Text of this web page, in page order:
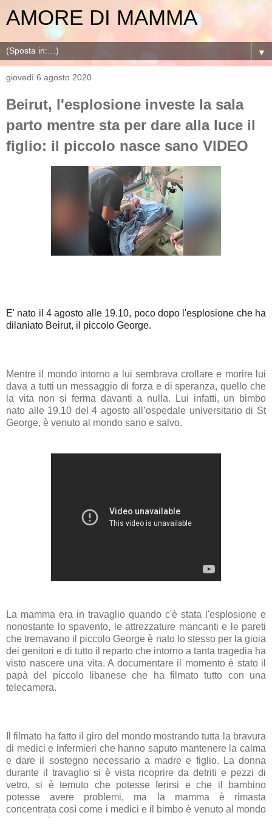
AMORE DI MAMMA
▼
giovedì 6 agosto 2020
Beirut, l'esplosione investe la sala
parto mentre sta per dare alla luce il
figlio: il piccolo nasce sano VIDEO
E' nato il 4 agosto alle 19.10, poco dopo l'esplosione che ha
dilaniato Beirut, il piccolo George.
Mentre il mondo intorno a lui sembrava crollare e morire lui
dava a tutti un messaggio di forza e di speranza, quello che
la vita non si ferma davanti a nulla. Lui infatti, un bimbo
nato alle 19.10 del 4 agosto all’ospedale universitario di St
George, è venuto al mondo sano e salvo.
La mamma era in travaglio quando c'è stata l'esplosione e
nonostante lo spavento, le attrezzature mancanti e le pareti
che tremavano il piccolo George è nato lo stesso per la gioia
dei genitori e di tutto il reparto che intorno a tanta tragedia ha
visto nascere una vita. A documentare il momento è stato il
papà del piccolo libanese che ha filmato tutto con una
telecamera.
Il filmato ha fatto il giro del mondo mostrando tutta la bravura
di medici e infermieri che hanno saputo mantenere la calma
e dare il sostegno necessario a madre e figlio. La donna
durante il travaglio si è vista ricoprire da detriti e pezzi di
vetro, si è temuto che potesse ferirsi e che il bambino
potesse avere problemi, ma la mamma è rimasta
concentrata così come i medici e il bimbo è venuto al mondo